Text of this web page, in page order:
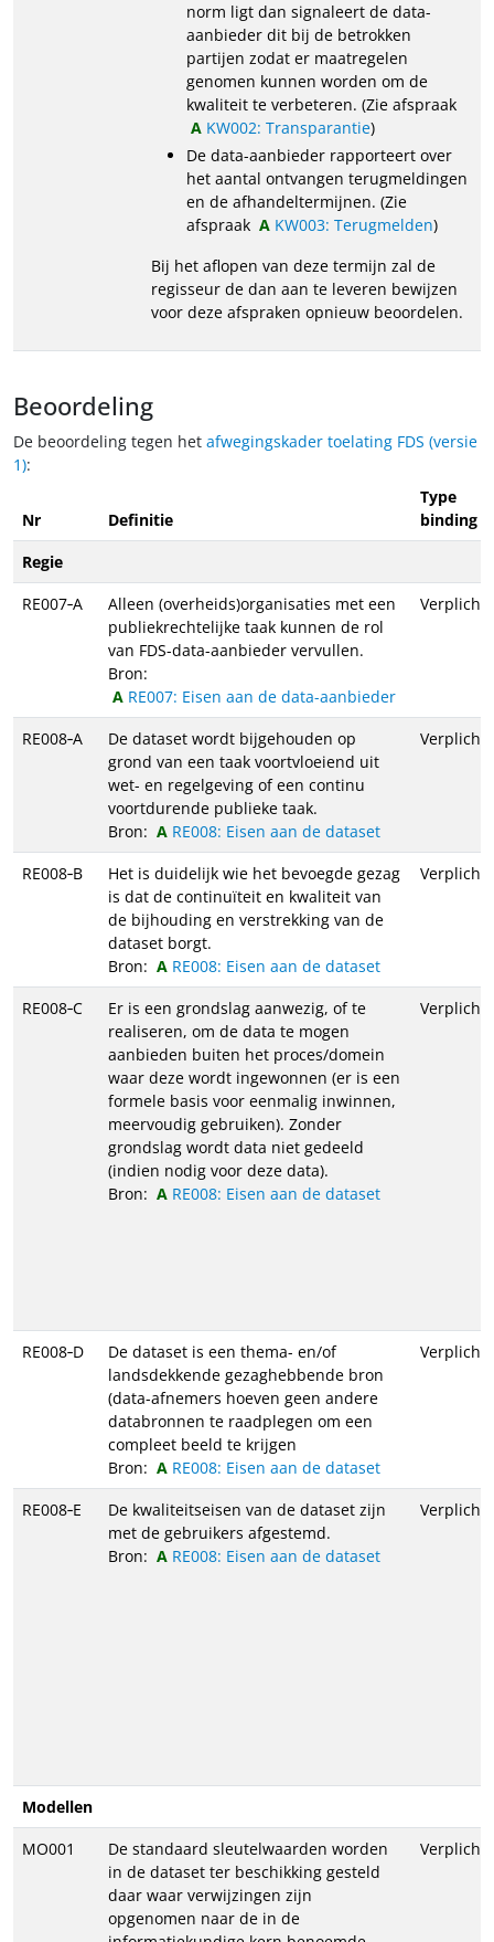
norm ligt dan signaleert de data-
aanbieder dit bij de betrokken
partijen zodat er maatregelen
genomen kunnen worden om de
kwaliteit te verbeteren. (Zie afspraak
KW002: Transparantie)
De data-aanbieder rapporteert over
het aantal ontvangen terugmeldingen
en de afhandeltermijnen. (Zie
afspraak
KW003: Terugmelden)
Bij het aflopen van deze termijn zal de
regisseur de dan aan te leveren bewijzen
voor deze afspraken opnieuw beoordelen.
Beoordeling
De beoordeling tegen het afwegingskader toelating FDS (versie
1):
Nr Definitie
Type
binding
Regie
RE007‑A
Alleen (overheids)organisaties met een
publiekrechtelijke taak kunnen de rol
van FDS-data-aanbieder vervullen.
Bron:
RE007: Eisen aan de data-aanbieder
Verplicht
RE008‑A
De dataset wordt bijgehouden op
grond van een taak voortvloeiend uit
wet- en regelgeving of een continu
voortdurende publieke taak.
Bron:
RE008: Eisen aan de dataset
Verplicht
RE008‑B
Het is duidelijk wie het bevoegde gezag
is dat de continuïteit en kwaliteit van
de bijhouding en verstrekking van de
dataset borgt.
Bron:
RE008: Eisen aan de dataset
Verplicht
RE008‑C
Er is een grondslag aanwezig, of te
realiseren, om de data te mogen
aanbieden buiten het proces/domein
waar deze wordt ingewonnen (er is een
formele basis voor eenmalig inwinnen,
meervoudig gebruiken). Zonder
grondslag wordt data niet gedeeld
(indien nodig voor deze data).
Bron:
RE008: Eisen aan de dataset
Verplicht
RE008‑D
De dataset is een thema- en/of
landsdekkende gezaghebbende bron
(data-afnemers hoeven geen andere
databronnen te raadplegen om een
compleet beeld te krijgen
Bron:
RE008: Eisen aan de dataset
Verplicht
RE008‑E
De kwaliteitseisen van de dataset zijn
met de gebruikers afgestemd.
Bron:
RE008: Eisen aan de dataset
Verplicht
Modellen
MO001
De standaard sleutelwaarden worden
in de dataset ter beschikking gesteld
daar waar verwijzingen zijn
opgenomen naar de in de
Verplicht